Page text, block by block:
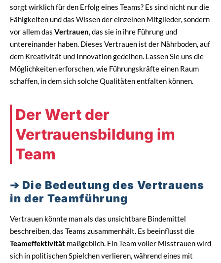
sorgt wirklich für den Erfolg eines Teams? Es sind nicht nur die
Fähigkeiten und das Wissen der einzelnen Mitglieder, sondern
vor allem das Vertrauen, das sie in ihre Führung und
untereinander haben. Dieses Vertrauen ist der Nährboden, auf
dem Kreativität und Innovation gedeihen. Lassen Sie uns die
Möglichkeiten erforschen, wie Führungskräfte einen Raum
schaffen, in dem sich solche Qualitäten entfalten können.
Der Wert der
Vertrauensbildung im
Team
Die Bedeutung des Vertrauens
in der Teamführung
Vertrauen könnte man als das unsichtbare Bindemittel
beschreiben, das Teams zusammenhält. Es beeinflusst die
Teameffektivität maßgeblich. Ein Team voller Misstrauen wird
sich in politischen Spielchen verlieren, während eines mit